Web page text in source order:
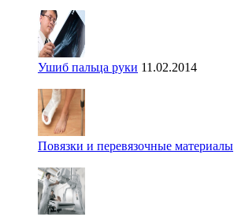
Ушиб пальца руки 11.02.2014
Повязки и перевязочные материалы